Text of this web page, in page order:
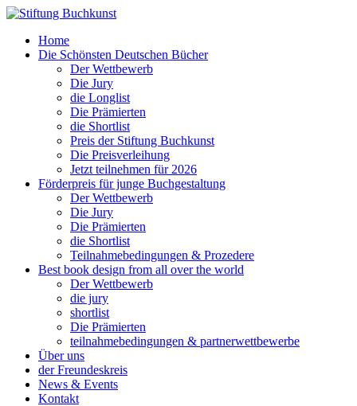
Home
Die Schönsten Deutschen Bücher
Der Wettbewerb
Die Jury
die Longlist
Die Prämierten
die Shortlist
Preis der Stiftung Buchkunst
Die Preisverleihung
Jetzt teilnehmen für 2026
Förderpreis für junge Buchgestaltung
Der Wettbewerb
Die Jury
Die Prämierten
die Shortlist
Teilnahmebedingungen & Prozedere
Best book design from all over the world
Der Wettbewerb
die jury
shortlist
Die Prämierten
teilnahmebedingungen & partnerwettbewerbe
Über uns
der Freundeskreis
News & Events
Kontakt